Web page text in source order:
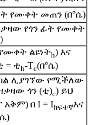
የሙቀት መጠን (በ°ሴ)
የጎን ፊት የሙቀት
ልዩነትh) እና
= ቲh-Tc(በ°ሴ)
ሊያገኘው የሚችለው
ጎን (ቲ)c) ይህ
በ I = Iከፍተኛእና